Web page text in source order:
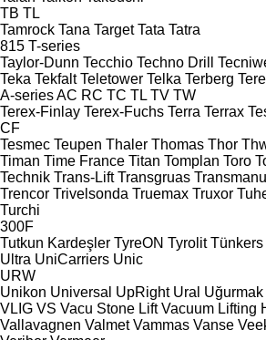
TB TL
Tamrock Tana Target Tata Tatra
815 T-series
Taylor-Dunn Tecchio Techno Drill
Teka Tekfalt Teletower Telka Terberg
A-seriesAC RC TC TL TV TW
Terex-Finlay Terex-Fuchs Terra Terrax
CF
Tesmec Teupen Thaler Thomas Thor
Timan Time France Titan Tomplan Toro
Technik Trans-Lift Transgruas
Trencor Trivelsonda Truemax Truxor
Turchi
300F
Tutkun Kardeşler TyreON Tyrolit Tünkers
Ultra UniCarriers Unic
URW
Unikon Universal UpRight Ural Uğurmak
VLIG VS Vacu Stone Lift Vacuum Lifting
Vallavagnen Valmet Vammas Vanse